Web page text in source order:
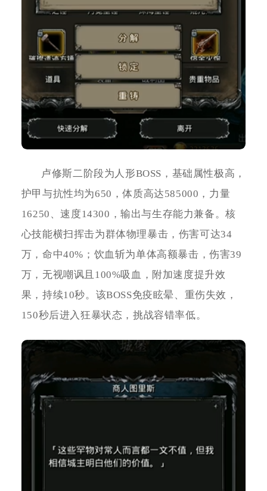
卢修斯二阶段为人形BOSS，基础属性极高，
护甲与抗性均为650，体质高达585000，力量
16250、速度14300，输出与生存能力兼备。核
心技能横扫挥击为群体物理暴击，伤害可达34
万，命中40%；饮血斩为单体高额暴击，伤害39
万，无视嘲讽且100%吸血，附加速度提升效
果，持续10秒。该BOSS免疫眩晕、重伤失效，
150秒后进入狂暴状态，挑战容错率低。